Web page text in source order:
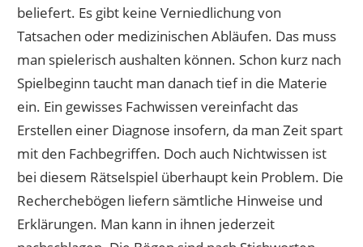
beliefert. Es gibt keine Verniedlichung von
Tatsachen oder medizinischen Abläufen. Das muss
man spielerisch aushalten können. Schon kurz nach
Spielbeginn taucht man danach tief in die Materie
ein. Ein gewisses Fachwissen vereinfacht das
Erstellen einer Diagnose insofern, da man Zeit spart
mit den Fachbegriffen. Doch auch Nichtwissen ist
bei diesem Rätselspiel überhaupt kein Problem. Die
Recherchebögen liefern sämtliche Hinweise und
Erklärungen. Man kann in ihnen jederzeit